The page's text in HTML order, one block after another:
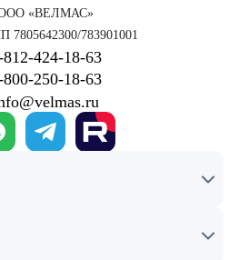
«ВЕЛМАС»
783901001